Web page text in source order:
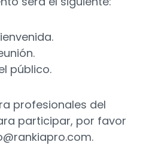
público.
profesionales del
participar, por favor
.